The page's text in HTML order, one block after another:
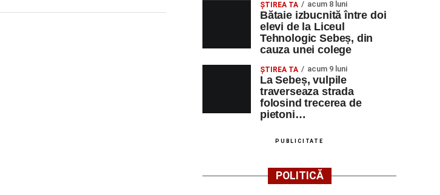
ŞTIREA TA acum 8 luni
Bătaie izbucnită între doi
elevi de la Liceul
Tehnologic Sebeș, din
cauza unei colege
ŞTIREA TA acum 9 luni
La Sebeș, vulpile
traverseaza strada
folosind trecerea de
pietoni…
PUBLICITATE
POLITICĂ